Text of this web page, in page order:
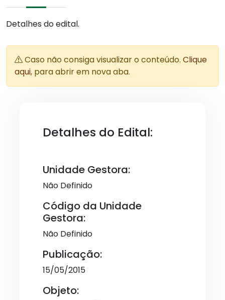
Detalhes do edital.
Caso não consiga visualizar o conteúdo. Clique
aqui, para abrir em nova aba.
Detalhes do Edital:
Unidade Gestora:
Não Definido
Código da Unidade
Gestora:
Não Definido
Publicação:
15/05/2015
Objeto: